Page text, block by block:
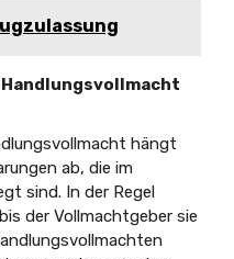
Handlungsvollmacht
hängt
ab, die im
sind. In der Regel
der Vollmachtgeber sie